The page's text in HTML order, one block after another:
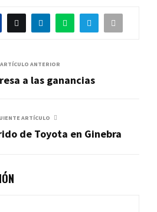
ARTÍCULO ANTERIOR
a las ganancias
ARTÍCULO
de Toyota en Ginebra